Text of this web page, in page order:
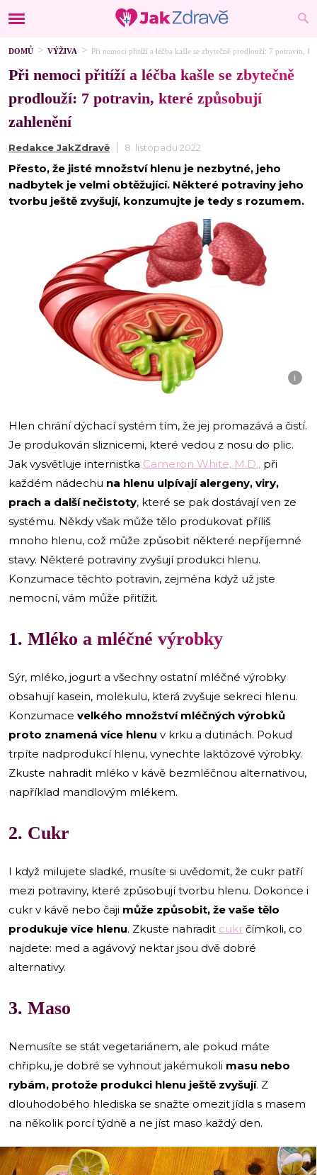
DOMŮ VÝŽIVA Při nemoci přitíží a léčba kašle se zbytečně prodlouží: 7 potravin,
Při nemoci přitíží a léčba kašle se zbytečně
prodlouží: 7 potravin, které způsobují
zahlenění
Redakce JakZdravě 8. listopadu 2022
Přesto, že jisté množství hlenu je nezbytné, jeho
nadbytek je velmi obtěžující. Některé potraviny jeho
tvorbu ještě zvyšují, konzumujte je tedy s rozumem.
i
Hlen chrání dýchací systém tím, že jej promazává a čistí.
Je produkován sliznicemi, které vedou z nosu do plic.
Jak vysvětluje internistka Cameron White, M.D., při
každém nádechu na hlenu ulpívají alergeny, viry,
prach a další nečistoty, které se pak dostávají ven ze
systému. Někdy však může tělo produkovat příliš
mnoho hlenu, což může způsobit některé nepříjemné
stavy. Některé potraviny zvyšují produkci hlenu.
Konzumace těchto potravin, zejména když už jste
nemocní, vám může přitížit.
1. Mléko a mléčné výrobky
Sýr, mléko, jogurt a všechny ostatní mléčné výrobky
obsahují kasein, molekulu, která zvyšuje sekreci hlenu.
Konzumace velkého množství mléčných výrobků
proto znamená více hlenu v krku a dutinách. Pokud
trpíte nadprodukcí hlenu, vynechte laktózové výrobky.
Zkuste nahradit mléko v kávě bezmléčnou alternativou,
například mandlovým mlékem.
2. Cukr
I když milujete sladké, musíte si uvědomit, že cukr patří
mezi potraviny, které způsobují tvorbu hlenu. Dokonce i
cukr v kávě nebo čaji může způsobit, že vaše tělo
produkuje více hlenu. Zkuste nahradit cukr čímkoli, co
najdete: med a agávový nektar jsou dvě dobré
alternativy.
3. Maso
Nemusíte se stát vegetariánem, ale pokud máte
chřipku, je dobré se vyhnout jakémukoli masu nebo
rybám, protože produkci hlenu ještě zvyšují. Z
dlouhodobého hlediska se snažte omezit jídla s masem
na několik porcí týdně a ne jíst maso každý den.